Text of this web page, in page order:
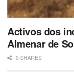
Activos dos
Almenar de
0 SHARES